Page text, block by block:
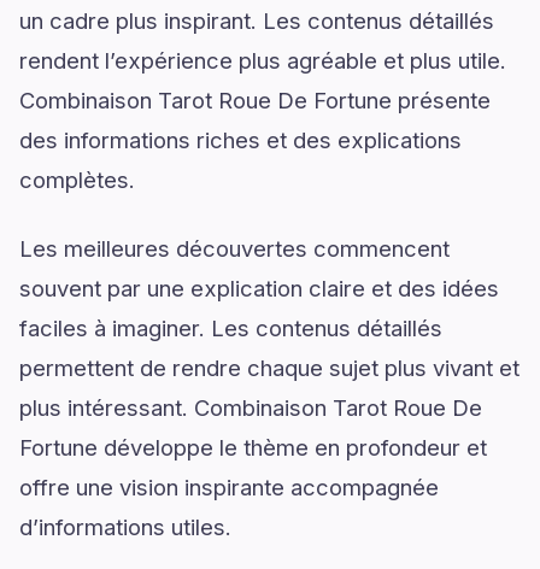
un cadre plus inspirant. Les contenus détaillés
rendent l’expérience plus agréable et plus utile.
Combinaison Tarot Roue De Fortune présente
des informations riches et des explications
complètes.
Les meilleures découvertes commencent
souvent par une explication claire et des idées
faciles à imaginer. Les contenus détaillés
permettent de rendre chaque sujet plus vivant et
plus intéressant. Combinaison Tarot Roue De
Fortune développe le thème en profondeur et
offre une vision inspirante accompagnée
d’informations utiles.